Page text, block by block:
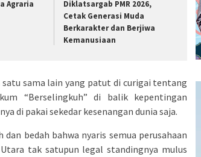
Agraria
Diklatsargab PMR 2026,
Cetak Generasi Muda
Berkarakter dan Berjiwa
Kemanusiaan
sama lain yang patut di curigai tentang
“Berselingkuh” di balik kepentingan
di pakai sekedar kesenangan dunia saja.
bedah bahwa nyaris semua perusahaan
tak satupun legal standingnya mulus